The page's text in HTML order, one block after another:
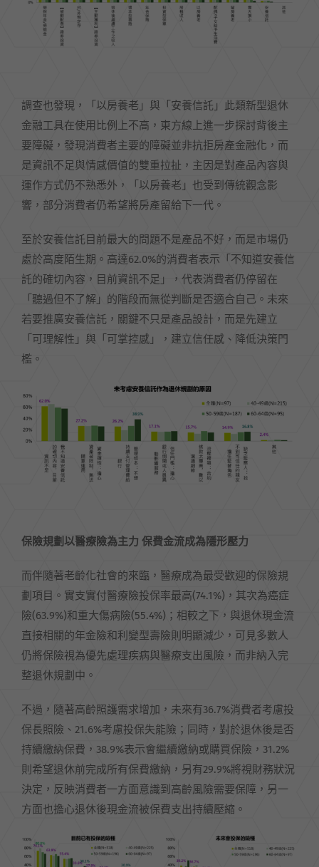
調查也發現，「以房養老」與「安養信託」此類新型退休
金融工具在使用比例上不高，東方線上進一步探討背後主
要障礙，發現消費者主要的障礙並非抗拒房產金融化，而
是資訊不足與情感價值的雙重拉扯，主因是對產品內容與
運作方式仍不熟悉外，「以房養老」也受到傳統觀念影
響，部分消費者仍希望將房產留給下一代。
至於安養信託目前最大的問題不是產品不好，而是市場仍
處於高度陌生期。高達62.0%的消費者表示「不知道安養信
託的確切內容，目前資訊不足」，代表消費者仍停留在
「聽過但不了解」的階段而無從判斷是否適合自己。未來
若要推廣安養信託，關鍵不只是產品設計，而是先建立
「可理解性」與「可掌控感」，建立信任感、降低決策門
檻。
保險規劃以醫療險為主力 保費金流成為隱形壓力
而伴隨著老齡化社會的來臨，醫療成為最受歡迎的保險規
劃項目。實支實付醫療險投保率最高(74.1%)，其次為癌症
險(63.9%)和重大傷病險(55.4%)；相較之下，與退休現金流
直接相關的年金險和利變型壽險則明顯減少，可見多數人
仍將保險視為優先處理疾病與醫療支出風險，而非納入完
整退休規劃中。
不過，隨著高齡照護需求增加，未來有36.7%消費者考慮投
保長照險、21.6%考慮投保失能險；同時，對於退休後是否
持續繳納保費，38.9%表示會繼續繳納或購買保險，31.2%
則希望退休前完成所有保費繳納，另有29.9%將視財務狀況
決定，反映消費者一方面意識到高齡風險需要保障，另一
方面也擔心退休後現金流被保費支出持續壓縮。